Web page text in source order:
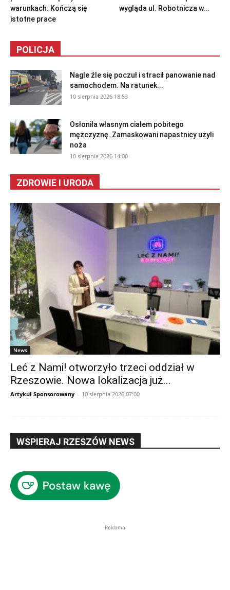
warunkach. Kończą się
istotne prace
wygląda ul. Robotnicza w...
POLICJA
Nagle źle się poczuł i stracił panowanie nad
samochodem. Na ratunek...
10 sierpnia 2026 18:53
Osłoniła własnym ciałem pobitego
mężczyznę. Zamaskowani napastnicy użyli
noża
10 sierpnia 2026 14:00
ZDROWIE I URODA
News
Leć z Nami! otworzyło trzeci oddział w
Rzeszowie. Nowa lokalizacja już...
Artykuł Sponsorowany - 10 sierpnia 2026 07:00
WSPIERAJ RZESZÓW NEWS
Reklama